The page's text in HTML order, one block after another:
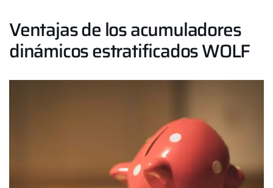
Ventajas de los acumuladores
dinámicos estratificados WOLF